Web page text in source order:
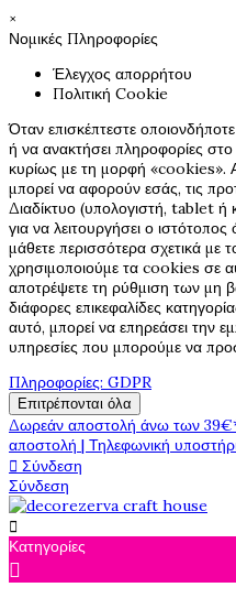
×
Νομικές Πληροφορίες
Έλεγχος απορρήτου
Πολιτική Cookie
Όταν επισκέπτεστε
ή να ανακτήσει πληροφορίες
κυρίως με τη μορφή «cookies».
μπορεί να αφορούν εσάς, τις
Διαδίκτυο (υπολογιστή, tablet ή
για να λειτουργήσει ο
μάθετε περισσότερα σχετικά με
χρησιμοποιούμε τα cookies σε
αποτρέψετε τη ρύθμιση των μη
διάφορες επικεφαλίδες
αυτό, μπορεί να επηρεάσει την
υπηρεσίες που μπορούμε να
Πληροφορίες: GDPR
Επιτρέπονται όλα
Δωρεάν αποστολή άνω των
αποστολή | Τηλεφωνική
 Σύνδεση
Σύνδεση

Κατηγορίες
